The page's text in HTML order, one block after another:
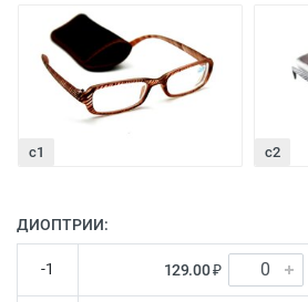
с1 с2
ДИОПТРИИ:
-1 129.00 ₽